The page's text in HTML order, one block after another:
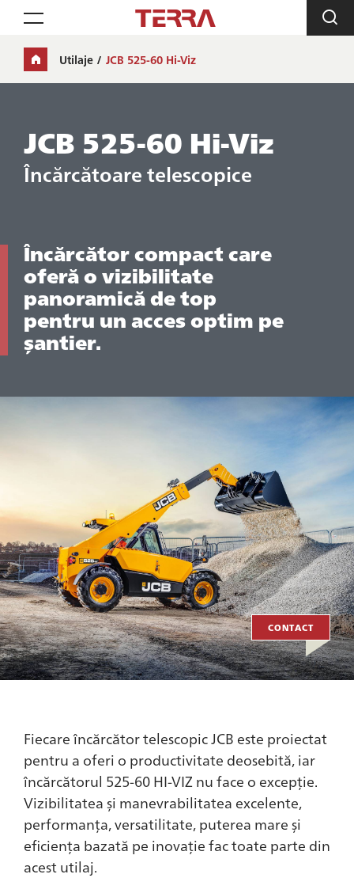
Toggle navigation
Utilaje JCB 525-60 Hi-Viz
JCB 525-60 Hi-Viz
Încărcătoare telescopice
Încărcător compact care
oferă o vizibilitate
panoramică de top
pentru un acces optim pe
șantier.
CONTACT
Fiecare încărcător telescopic JCB este proiectat
pentru a oferi o productivitate deosebită, iar
încărcătorul 525-60 HI-VIZ nu face o excepție.
Vizibilitatea și manevrabilitatea excelente,
performanța, versatilitate, puterea mare și
eficiența bazată pe inovație fac toate parte din
acest utilaj.